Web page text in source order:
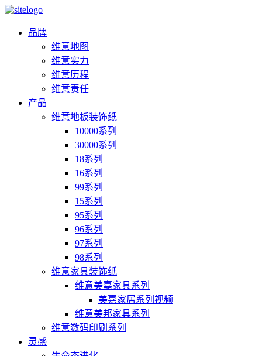
品牌
维意地图
维意实力
维意历程
维意责任
产品
维意地板装饰纸
10000系列
30000系列
18系列
16系列
99系列
15系列
95系列
96系列
97系列
98系列
维意家具装饰纸
维意美嘉家具系列
美嘉家居系列视频
维意美邦家具系列
维意数码印刷系列
灵感